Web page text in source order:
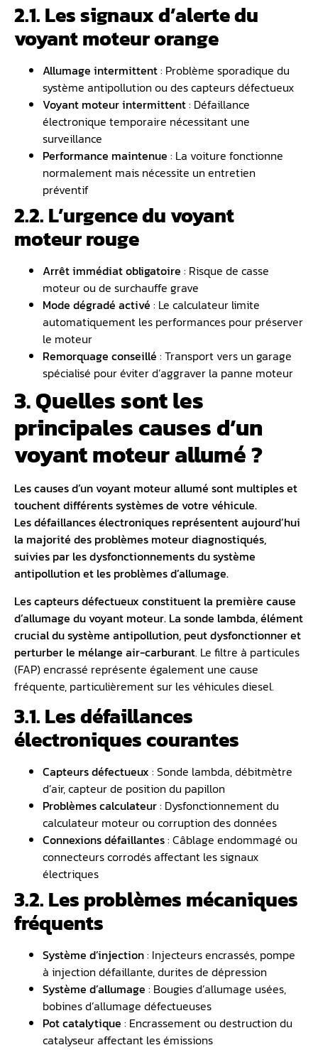
2.1. Les signaux d’alerte du
voyant moteur orange
Allumage intermittent: Problème sporadique du
système antipollution ou des capteurs défectueux
Voyant moteur intermittent: Défaillance
électronique temporaire nécessitant une
surveillance
Performance maintenue : La voiture fonctionne
normalement mais nécessite un entretien
préventif
2.2. L’urgence du voyant
moteur rouge
Arrêt immédiat obligatoire : Risque de casse
moteur ou de surchauffe grave
Mode dégradé activé : Le calculateur limite
automatiquement les performances pour préserver
le moteur
Remorquage conseillé : Transport vers un garage
spécialisé pour éviter d’aggraver la panne moteur
3. Quelles sont les
principales causes d’un
voyant moteur allumé ?
Les causes d’un voyant moteur allumé sont multiples et
touchent différents systèmes de votre véhicule.
Lesdéfaillances électroniques représentent aujourd’hui
la majorité des problèmes moteur diagnostiqués,
suivies par les dysfonctionnements du système
antipollution et les problèmes d’allumage.
Les capteurs défectueux constituent la première cause
d’allumage du voyant moteur. La sonde lambda, élément
crucial du système antipollution, peut dysfonctionner et
perturber le mélange air-carburant. Le filtre à particules
(FAP) encrassé représente également une cause
fréquente, particulièrement sur les véhicules diesel.
3.1. Les défaillances
électroniques courantes
Capteurs défectueux : Sonde lambda, débitmètre
d’air, capteur de position du papillon
Problèmes calculateur: Dysfonctionnement du
calculateur moteur ou corruption des données
Connexions défaillantes: Câblage endommagé ou
connecteurs corrodés affectant les signaux
électriques
3.2. Les problèmes mécaniques
fréquents
Système d’injection: Injecteurs encrassés, pompe
à injection défaillante, durites de dépression
Système d’allumage : Bougies d’allumage usées,
bobines d’allumage défectueuses
Pot catalytique : Encrassement ou destruction du
catalyseur affectant les émissions